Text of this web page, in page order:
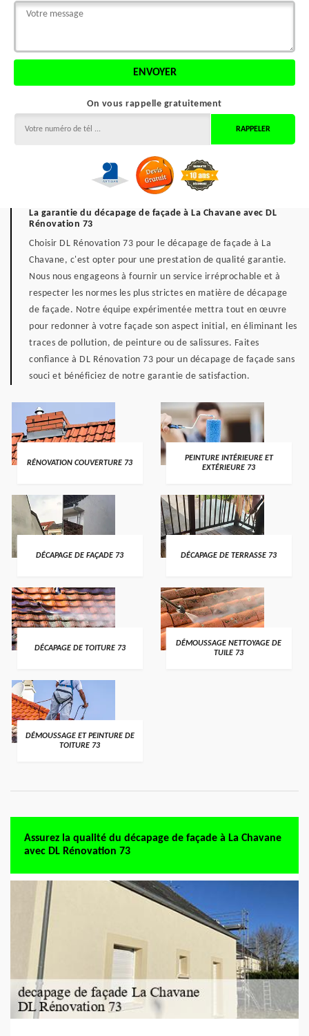
On vous rappelle gratuitement
La garantie du décapage de façade à La Chavane avec DL
Rénovation 73
Choisir DL Rénovation 73 pour le décapage de façade à La
Chavane, c'est opter pour une prestation de qualité garantie.
Nous nous engageons à fournir un service irréprochable et à
respecter les normes les plus strictes en matière de décapage
de façade. Notre équipe expérimentée mettra tout en œuvre
pour redonner à votre façade son aspect initial, en éliminant les
traces de pollution, de peinture ou de salissures. Faites
confiance à DL Rénovation 73 pour un décapage de façade sans
souci et bénéficiez de notre garantie de satisfaction.
RÉNOVATION COUVERTURE 73
PEINTURE INTÉRIEURE ET
EXTÉRIEURE 73
DÉCAPAGE DE FAÇADE 73 DÉCAPAGE DE TERRASSE 73
DÉCAPAGE DE TOITURE 73
DÉMOUSSAGE NETTOYAGE DE
TUILE 73
DÉMOUSSAGE ET PEINTURE DE
TOITURE 73
Assurez la qualité du décapage de façade à La Chavane
avec DL Rénovation 73